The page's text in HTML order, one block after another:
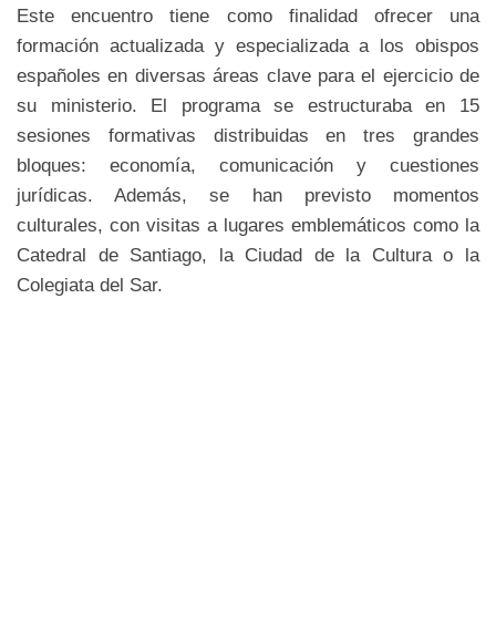
Este encuentro tiene como finalidad ofrecer una
formación actualizada y especializada a los obispos
españoles en diversas áreas clave para el ejercicio de
su ministerio. El programa se estructuraba en 15
sesiones formativas distribuidas en tres grandes
bloques: economía, comunicación y cuestiones
jurídicas. Además, se han previsto momentos
culturales, con visitas a lugares emblemáticos como la
Catedral de Santiago, la Ciudad de la Cultura o la
Colegiata del Sar.